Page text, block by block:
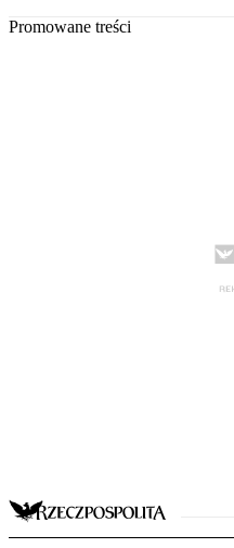
Promowane treści